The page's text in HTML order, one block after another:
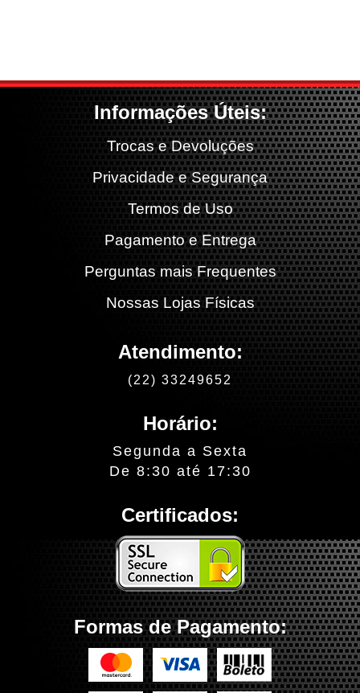
Informações Úteis:
Trocas e Devoluções
Privacidade e Segurança
Termos de Uso
Pagamento e Entrega
Perguntas mais Frequentes
Nossas Lojas Físicas
Atendimento:
(22) 33249652
Horário:
Segunda a Sexta
De 8:30 até 17:30
Certificados:
Formas de Pagamento: